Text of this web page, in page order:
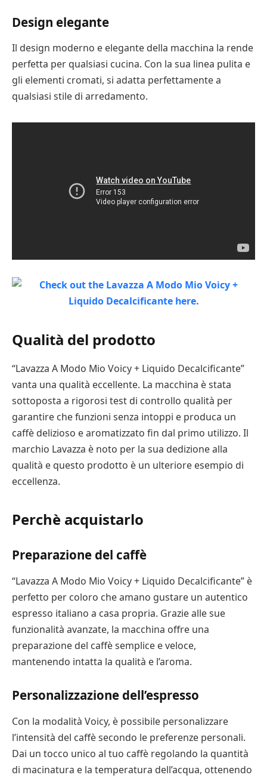
Design elegante
Il design moderno e elegante della macchina la rende
perfetta per qualsiasi cucina. Con la sua linea pulita e
gli elementi cromati, si adatta perfettamente a
qualsiasi stile di arredamento.
Qualità del prodotto
“Lavazza A Modo Mio Voicy + Liquido Decalcificante”
vanta una qualità eccellente. La macchina è stata
sottoposta a rigorosi test di controllo qualità per
garantire che funzioni senza intoppi e produca un
caffè delizioso e aromatizzato fin dal primo utilizzo. Il
marchio Lavazza è noto per la sua dedizione alla
qualità e questo prodotto è un ulteriore esempio di
eccellenza.
Perchè acquistarlo
Preparazione del caffè
“Lavazza A Modo Mio Voicy + Liquido Decalcificante” è
perfetto per coloro che amano gustare un autentico
espresso italiano a casa propria. Grazie alle sue
funzionalità avanzate, la macchina offre una
preparazione del caffè semplice e veloce,
mantenendo intatta la qualità e l’aroma.
Personalizzazione dell’espresso
Con la modalità Voicy, è possibile personalizzare
l’intensità del caffè secondo le preferenze personali.
Dai un tocco unico al tuo caffè regolando la quantità
di macinatura e la temperatura dell’acqua, ottenendo